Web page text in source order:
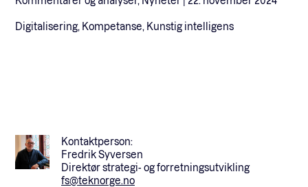
English
Medlemskap
Arrangementer
Digitalisering, Kompetanse, Kunstig intelligens
Kontaktperson:
Fredrik Syversen
Direktør strategi- og forretningsutvikling
fs@teknorge.no